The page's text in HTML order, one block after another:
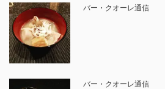
バー・クオーレ通信
バー・クオーレ通信